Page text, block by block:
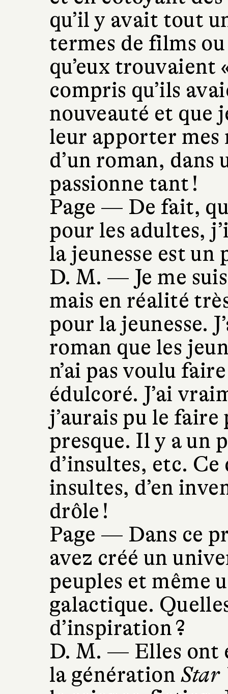
qu’il y avait tout
termes de films
qu’eux trouvaient
compris qu’ils
nouveauté et que
leur apporter mes
d’un roman, dans
passionne tant !
Page — De fait,
pour les adultes,
la jeunesse est un
D. M. — Je me
mais en réalité
pour la jeunesse.
roman que les
n’ai pas voulu
édulcoré. J’ai
j’aurais pu le
presque. Il y a un
d’insultes, etc. Ce
insultes, d’en
drôle !
Page — Dans ce
avez créé un
peuples et même
galactique.
d’inspiration ?
D. M. — Elles ont
la génération Star